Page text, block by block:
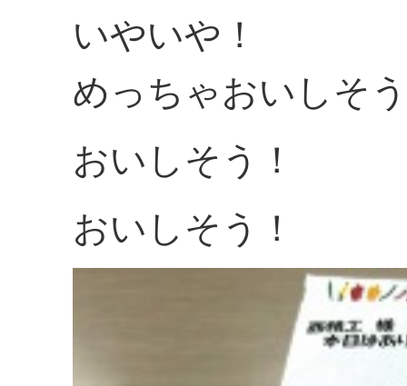
いやいや！
めっちゃおいしそ
おいしそう！
おいしそう！